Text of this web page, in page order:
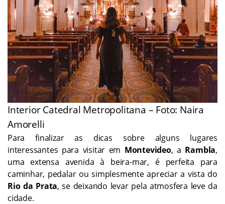
Interior Catedral Metropolitana – Foto: Naira
Amorelli
Para finalizar as dicas sobre alguns lugares
interessantes para visitar em Montevideo, a Rambla,
uma extensa avenida à beira-mar, é perfeita para
caminhar, pedalar ou simplesmente apreciar a vista do
Rio da Prata, se deixando levar pela atmosfera leve da
cidade.